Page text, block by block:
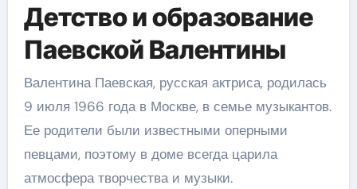
Детство и образование
Паевской Валентины
Валентина Паевская, русская актриса, родилась
9 июля 1966 года в Москве, в семье музыкантов.
Ее родители были известными оперными
певцами, поэтому в доме всегда царила
атмосфера творчества и музыки.